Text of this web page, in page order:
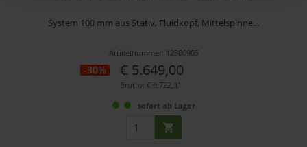
System 100 mm aus Stativ, Fluidkopf, Mittelspinne...
Artikelnummer: 12300905
-30% € 5.649,00
Brutto: € 6.722,31
sofort ab Lager